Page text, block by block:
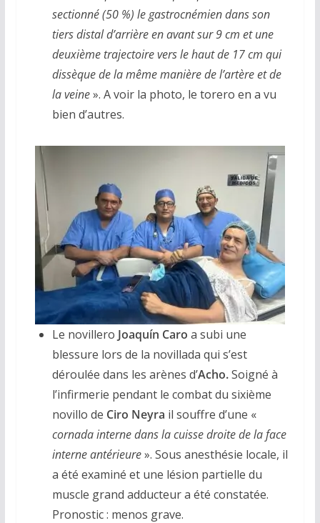
sectionné (50 %) le gastrocnémien dans son
tiers distal d’arrière en avant sur 9 cm et une
deuxième trajectoire vers le haut de 17 cm qui
dissèque de la même manière de l’artère et de
la veine». A voir la photo, le torero en a vu
bien d’autres.
Le novillero Joaquín Caro a subi une
blessure lors de la novillada qui s’est
déroulée dans les arènes d’Acho.Soigné à
l’infirmerie pendant le combat du sixième
novillo de Ciro Neyra il souffre d’une «
cornada interne dans la cuisse droite de la face
interne antérieure». Sous anesthésie locale, il
a été examiné et une lésion partielle du
muscle grand adducteur a été constatée.
Pronostic : menos grave.